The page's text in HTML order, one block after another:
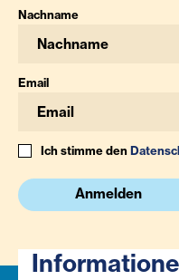
Nachname
Email
Ich stimme den
Anmelden